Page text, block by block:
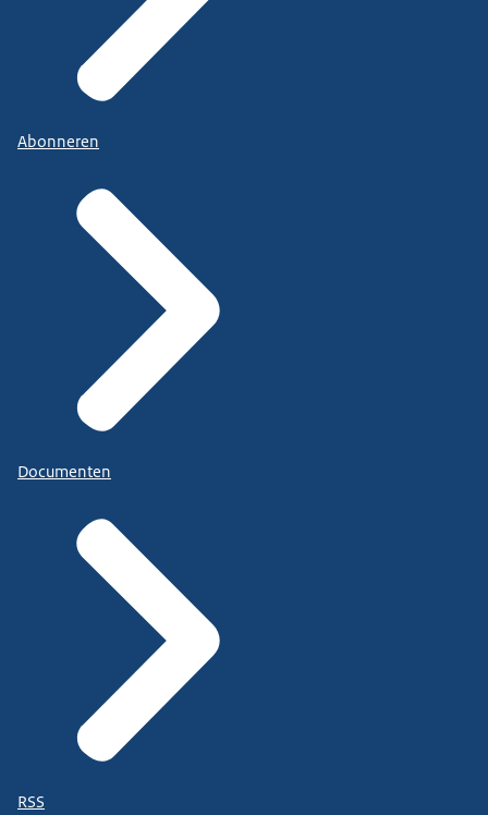
Abonneren
Documenten
RSS